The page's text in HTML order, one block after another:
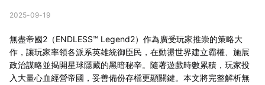
2025-09-19
無盡帝國2（ENDLESS™ Legend2）作為廣受玩家推崇的策略大
作，讓玩家率領各派系英雄統御臣民，在動盪世界建立霸權、施展
政治謀略並揭開星球隱藏的黑暗秘辛。隨著遊戲時數累積，玩家投
入大量心血經營帝國，妥善備份存檔更顯關鍵。本文將完整解析無